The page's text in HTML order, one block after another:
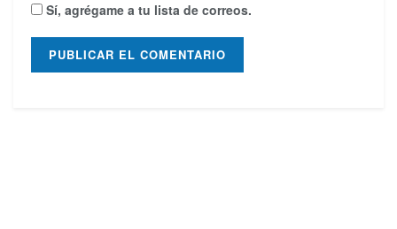
Sí, agrégame a tu lista de correos.